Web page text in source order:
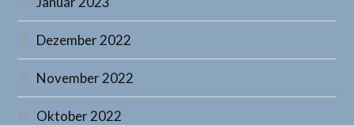
Dezember 2022
November 2022
Oktober 2022